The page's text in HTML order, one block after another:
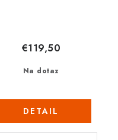
Na dotaz
€119,50
DETAIL